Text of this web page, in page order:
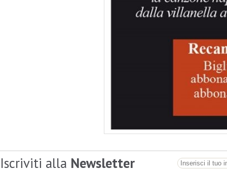
Iscriviti alla Newsletter